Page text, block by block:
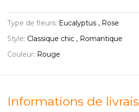
Type de fleurs: Eucalyptus , Rose
Style: Classique chic , Romantique
Couleur: Rouge
Informations de